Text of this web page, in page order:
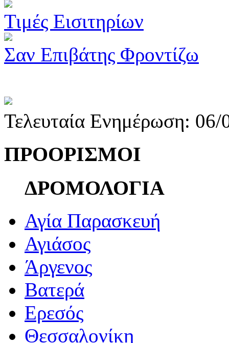
Τιμές Εισιτηρίων
Σαν Επιβάτης Φροντίζω
Τελευταία Ενημέρωση:
ΠΡΟΟΡΙΣΜΟΙ
ΔΡΟΜΟΛΟΓΙΑ
Αγία Παρασκευή
Αγιάσος
Άργενος
Βατερά
Ερεσός
Θεσσαλονίκη